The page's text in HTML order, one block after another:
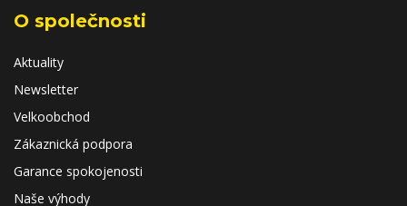
O společnosti
Aktuality
Newsletter
Velkoobchod
Zákaznická podpora
Garance spokojenosti
Naše výhody